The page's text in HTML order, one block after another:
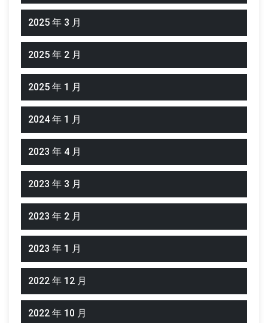
2025 年 3 月
2025 年 2 月
2025 年 1 月
2024 年 1 月
2023 年 4 月
2023 年 3 月
2023 年 2 月
2023 年 1 月
2022 年 12 月
2022 年 10 月